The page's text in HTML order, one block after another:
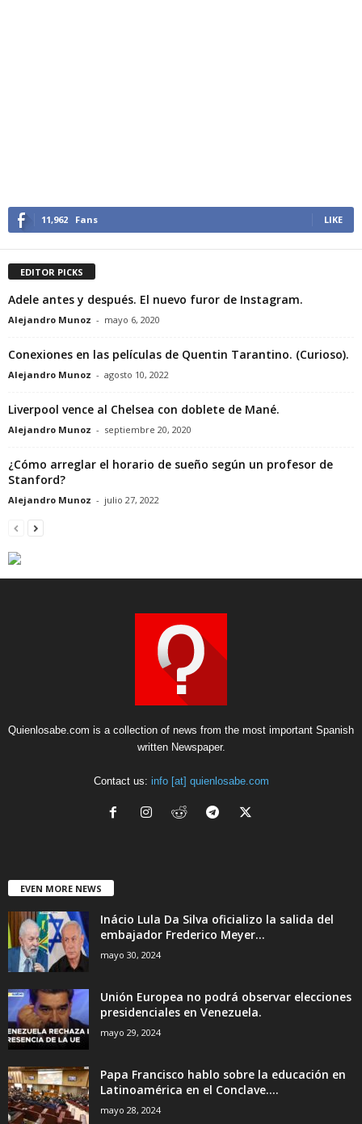
11,962 Fans LIKE
EDITOR PICKS
Adele antes y después. El nuevo furor de Instagram.
Alejandro Munoz - mayo 6, 2020
Conexiones en las películas de Quentin Tarantino. (Curioso).
Alejandro Munoz - agosto 10, 2022
Liverpool vence al Chelsea con doblete de Mané.
Alejandro Munoz - septiembre 20, 2020
¿Cómo arreglar el horario de sueño según un profesor de
Stanford?
Alejandro Munoz - julio 27, 2022
Quienlosabe.com is a collection of news from the most important Spanish
written Newspaper.
Contact us: info [at] quienlosabe.com
EVEN MORE NEWS
Inácio Lula Da Silva oficializo la salida del
embajador Frederico Meyer...
mayo 30, 2024
Unión Europea no podrá observar elecciones
presidenciales en Venezuela.
mayo 29, 2024
Papa Francisco hablo sobre la educación en
Latinoamérica en el Conclave....
mayo 28, 2024